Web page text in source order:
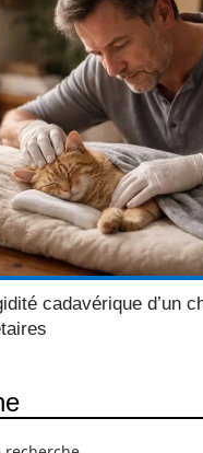
cadavérique d’un